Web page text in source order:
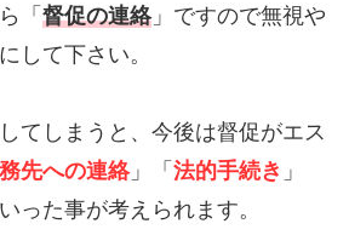
「 督促の連絡」ですので無視や
して下さい。
てしまうと、今後は督促がエス
先への連絡」「 法的手続き 」
った事が考えられます。